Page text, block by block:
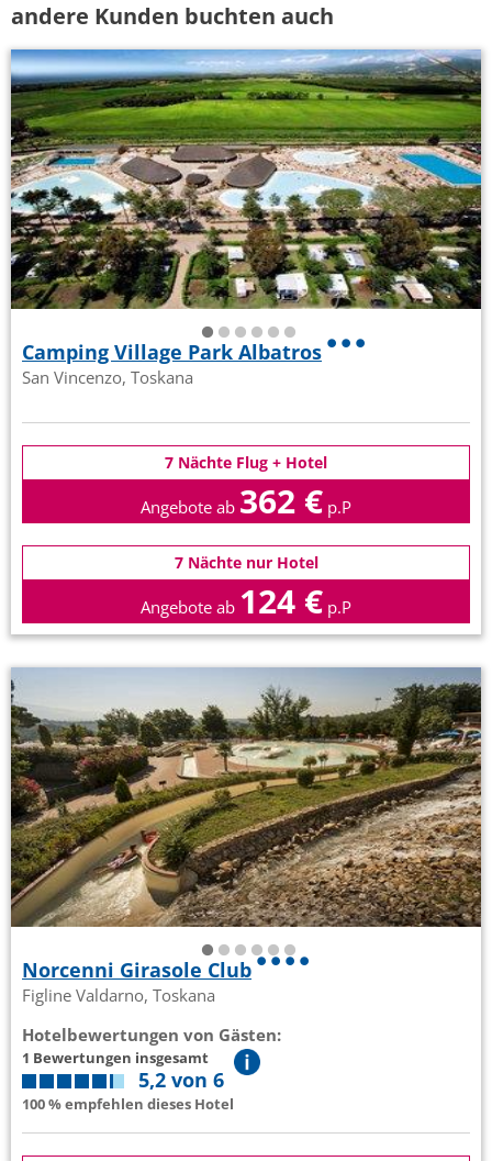
andere Kunden buchten auch
Camping Village Park Albatros
San Vincenzo, Toskana
7 Nächte Flug + Hotel
Angebote ab 362 € p.P
7 Nächte nur Hotel
Angebote ab 124 € p.P
Norcenni Girasole Club
Figline Valdarno, Toskana
Hotelbewertungen von Gästen:
1 Bewertungen insgesamt
5,2 von 6
100 % empfehlen dieses Hotel